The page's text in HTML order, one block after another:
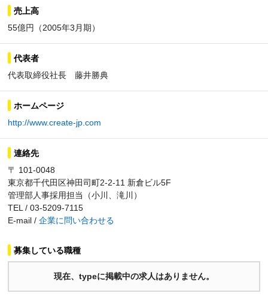
売上高
55億円（2005年3月期）
代表者
代表取締役社長 藤井勝典
ホームページ
http://www.create-jp.com
連絡先
〒 101-0048
東京都千代田区神田司町2-2-11 新倉ビル5F
管理部人事採用担当（小川、滝川）
TEL / 03-5209-7115
E-mail / 企業に問い合わせる
募集している職種
現在、typeに掲載中の求人はありません。